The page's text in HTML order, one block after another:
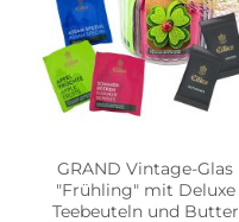
GRAND Vintage-Glas
"Frühling" mit Deluxe
Teebeuteln und Butter